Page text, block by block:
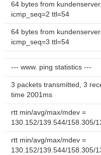
64 bytes from
icmp_seq=2 ttl=54
64 bytes from
icmp_seq=3 ttl=54
--- www. ping statistics ---
3 packets transmitted, 3
time 2001ms
rtt min/avg/max/mdev =
130.152/139.544/158.305/
rtt min/avg/max/mdev =
130.152/139.544/158.305/